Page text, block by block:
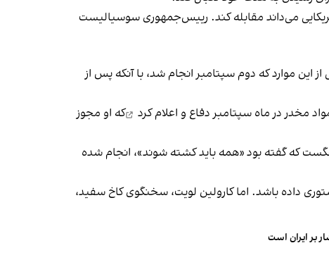
می‌داند مقابله کند. رییس‌جمهوری سوسیالیست
این موارد که دوم سپتامبر انجام شد، با آنکه پس از
دفاع و اعلام کرد
که او مجوز
که گفته بود «همه باید کشته شوند»، انجام شده
داده باشد. اما کارولین لویت، سخنگوی کاخ سفید،
بر ایران است